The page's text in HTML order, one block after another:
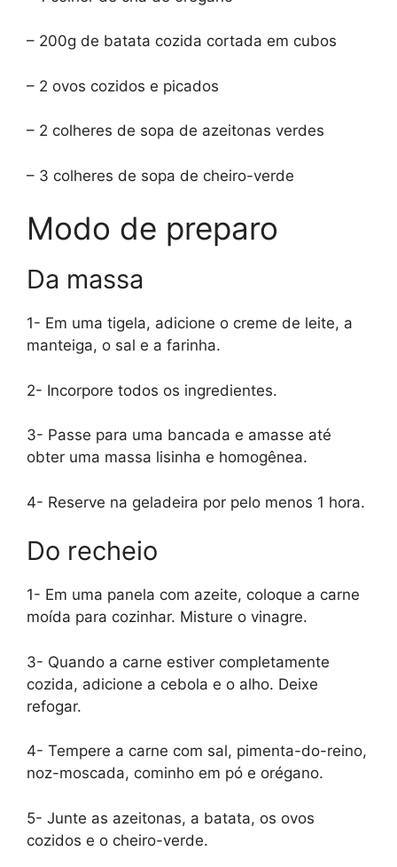
– 200g de batata cozida cortada em cubos
– 2 ovos cozidos e picados
– 2 colheres de sopa de azeitonas verdes
– 3 colheres de sopa de cheiro-verde
Modo de preparo
Da massa
1- Em uma tigela, adicione o creme de leite, a
manteiga, o sal e a farinha.
2- Incorpore todos os ingredientes.
3- Passe para uma bancada e amasse até
obter uma massa lisinha e homogênea.
4- Reserve na geladeira por pelo menos 1 hora.
Do recheio
1- Em uma panela com azeite, coloque a carne
moída para cozinhar. Misture o vinagre.
3- Quando a carne estiver completamente
cozida, adicione a cebola e o alho. Deixe
refogar.
4- Tempere a carne com sal, pimenta-do-reino,
noz-moscada, cominho em pó e orégano.
5- Junte as azeitonas, a batata, os ovos
cozidos e o cheiro-verde.